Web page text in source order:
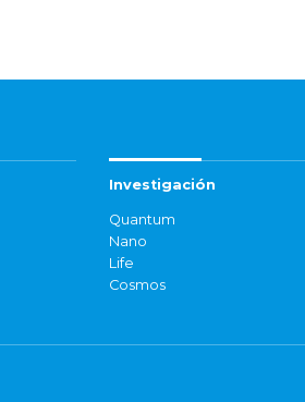
Investigación
Quantum
Nano
Life
Cosmos